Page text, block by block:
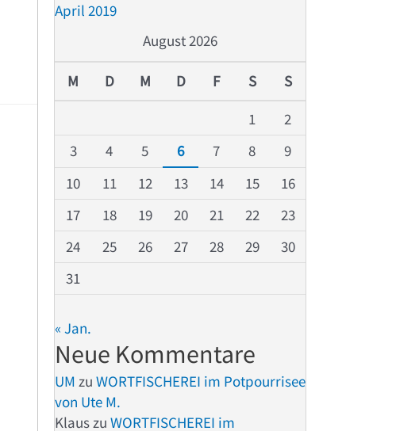
April 2019
August 2026
M D M D F S
S
1
2
3
4 5 6 7 8
9
10
11 12 13 14 15
16
17
18 19 20 21 22
23
24
25 26 27 28 29
30
31
« Jan.
Neue Kommentare
UM zu WORTFISCHEREI im Potpourrisee
von Ute M.
Klaus zu WORTFISCHEREI im